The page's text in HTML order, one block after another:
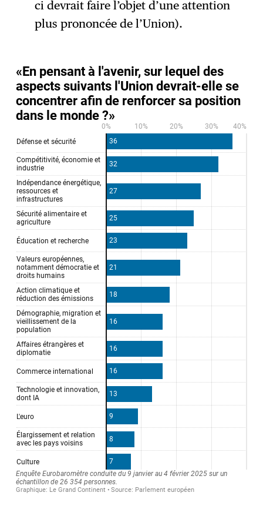
ci devrait faire l’objet d’une attention
plus prononcée de l’Union).